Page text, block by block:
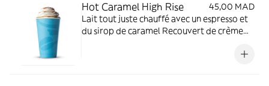
Hot Caramel High Rise
45,00 MAD
Lait tout juste chauffé avec un espresso et
du sirop de caramel Recouvert de crème